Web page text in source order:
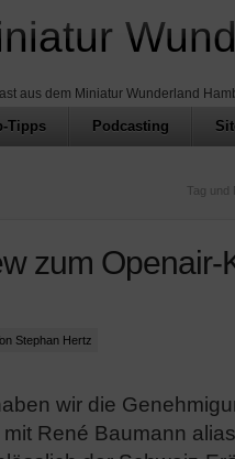
aus dem Miniatur Wunderland
Tipps Podcasting
Tag und
zum Openair-
Stephan Hertz
wir die
René Baumann